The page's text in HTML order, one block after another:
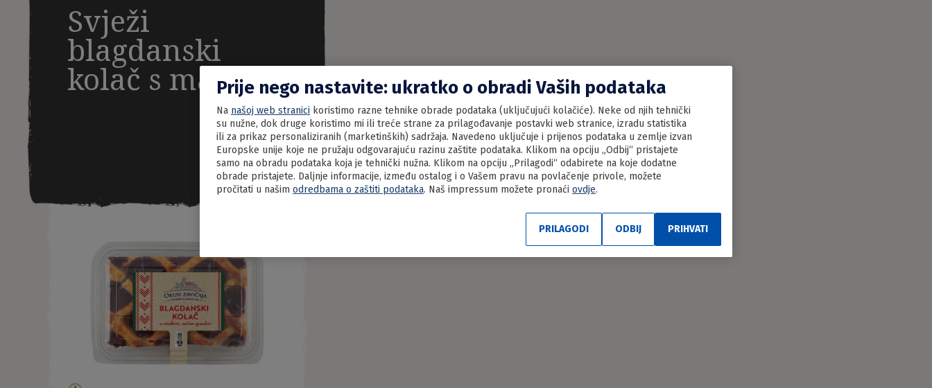
Svježi
blagdanski
kolač s makomPrije nego nastavite: ukratko o obradi Vaših podataka
Na našoj web stranici koristimo razne tehnike obrade podataka (uključujući kolačiće). Neke od njih tehnički
su nužne, dok druge koristimo mi ili treće strane za prilagođavanje postavki web stranice, izradu statistika
ili za prikaz personaliziranih (marketinških) sadržaja. Navedeno uključuje i prijenos podataka u zemlje izvan
Europske unije koje ne pružaju odgovarajuću razinu zaštite podataka. Klikom na opciju „Odbij“ pristajete
samo na obradu podataka koja je tehnički nužna. Klikom na opciju „Prilagodi“ odabirete na koje dodatne
obrade pristajete. Daljnje informacije, između ostalog i o Vašem pravu na povlačenje privole, možete
pročitati u našim odredbama o zaštiti podataka. Naš impressum možete pronaći ovdje.
ODBIJ PRIHVATI
PRILAGODI